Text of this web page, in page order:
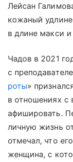
Лейсан
кожаный
в длине макси
Чадов в 2021
с
роты»
в отношениях с
афишировать.
личную жизнь
отмечал, что
женщина, с